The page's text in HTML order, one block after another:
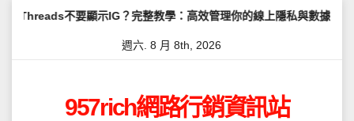
Skip
顯示IG？完整教學：高效管理你的線上隱私與數據安全 怎麼讓
週六. 8 月 8th, 2026
957rich網路行銷資訊站